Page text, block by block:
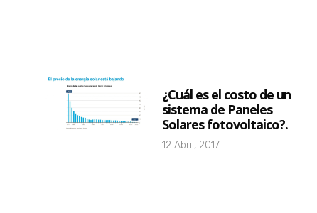
¿Cuál es el costo de un
sistema de Paneles
Solares fotovoltaico?.
12 Abril, 2017